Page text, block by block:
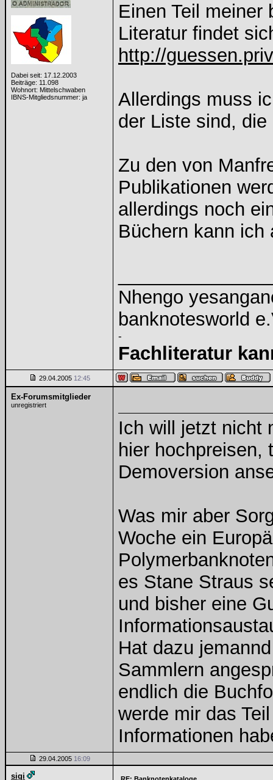
Dabei seit: 17.12.2003
Beiträge: 11.098
Wohnort: Mittelschwaben
IBNS-Mitgliedsnummer: ja
Einen Teil meiner
Literatur findet
http://
Allerdings muss
der Liste sind,
Zu den von
Publikationen
allerdings noch
Büchern kann ich
Nhengo
banknotesworld
-
Fachliteratur
29.04.2005 12:45
Ex-Forumsmitglieder
unregistriert
Ich will jetzt nicht
hier hochpreisen,
Demoversion
Was mir aber
Woche ein
es Stane Straus
und bisher eine
Hat dazu
Sammlern
endlich die
werde mir das
Informationen
29.04.2005 16:09
sigi